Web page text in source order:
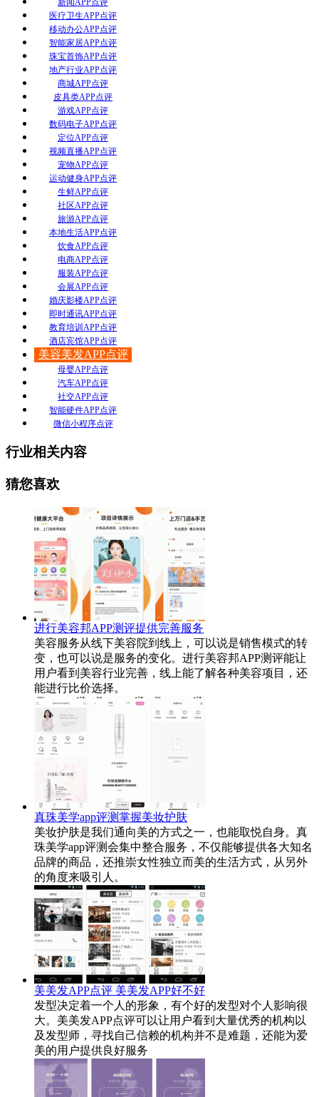
医疗卫生APP点评
移动办公APP点评
智能家居APP点评
珠宝首饰APP点评
地产行业APP点评
商城APP点评
皮具类APP点评
游戏APP点评
数码电子APP点评
定位APP点评
视频直播APP点评
宠物APP点评
运动健身APP点评
生鲜APP点评
社区APP点评
旅游APP点评
本地生活APP点评
饮食APP点评
电商APP点评
服装APP点评
会展APP点评
婚庆影楼APP点评
即时通讯APP点评
教育培训APP点评
酒店宾馆APP点评
美容美发APP点评
母婴APP点评
汽车APP点评
社交APP点评
智能硬件APP点评
微信小程序点评
行业相关内容
猜您喜欢
进行美容邦APP测评提供完善服务
美容服务从线下美容院到线上，可以说是销售模式的转
变，也可以说是服务的变化。进行美容邦APP测评能让
用户看到美容行业完善，线上能了解各种美容项目，还
能进行比价选择。
真珠美学app评测掌握美妆护肤
美妆护肤是我们通向美的方式之一，也能取悦自身。真
珠美学app评测会集中整合服务，不仅能够提供各大知名
品牌的商品，还推崇女性独立而美的生活方式，从另外
的角度来吸引人。
美美发APP点评 美美发APP好不好
发型决定着一个人的形象，有个好的发型对个人影响很
大。美美发APP点评可以让用户看到大量优秀的机构以
及发型师，寻找自己信赖的机构并不是难题，还能为爱
美的用户提供良好服务